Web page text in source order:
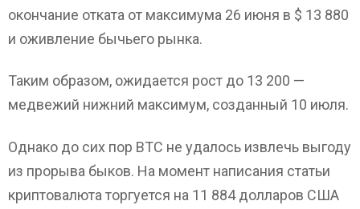
окончание отката от максимума 26 июня в $ 13 880
и оживление бычьего рынка.
Таким образом, ожидается рост до 13 200 —
медвежий нижний максимум, созданный 10 июля.
Однако до сих пор BTC не удалось извлечь выгоду
из прорыва быков. На момент написания статьи
криптовалюта торгуется на 11 884 долларов США